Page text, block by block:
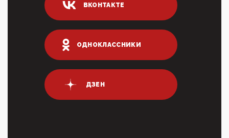
03:01, 10 Апреля 2026
что союзники просили Киев не наносить удары по
энергети...
01:54, 10 Апреля 2026
ПрезидентПутинвчера вечером обьявил
Пасхальное перемирие с 16 часов субботы до конца
дня Воскресен...
01:09, 10 Апреля 2026
ВКОНТАКТЕ
ОДНОКЛАССНИКИ
ДЗЕН